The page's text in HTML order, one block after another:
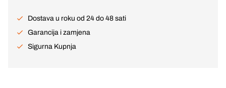
Dostava u roku od 24 do 48 sati
Garancija i zamjena
Sigurna Kupnja